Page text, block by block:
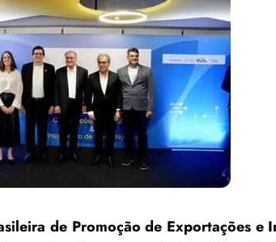
de Promoção de Exportações e